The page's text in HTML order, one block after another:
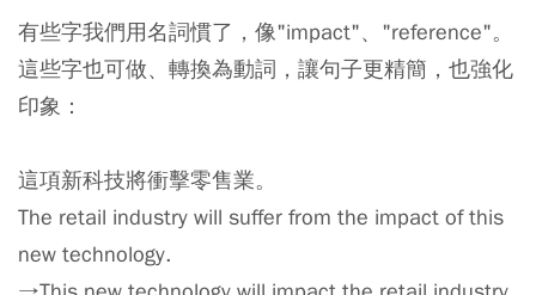
有些字我們用名詞慣了，像"impact"、"reference"。
這些字也可做、轉換為動詞，讓句子更精簡，也強化
印象：
這項新科技將衝擊零售業。
The retail industry will suffer from the impact of this
new technology.